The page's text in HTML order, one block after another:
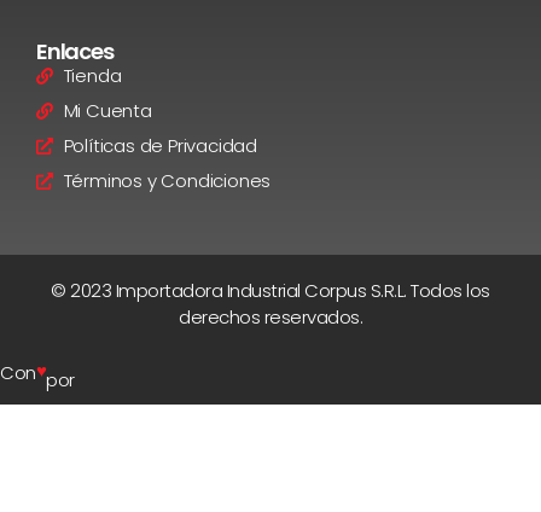
Enlaces
Tienda
Mi Cuenta
Políticas de Privacidad
Términos y Condiciones
© 2023 Importadora Industrial Corpus S.R.L. Todos los
derechos reservados.
Con♥por